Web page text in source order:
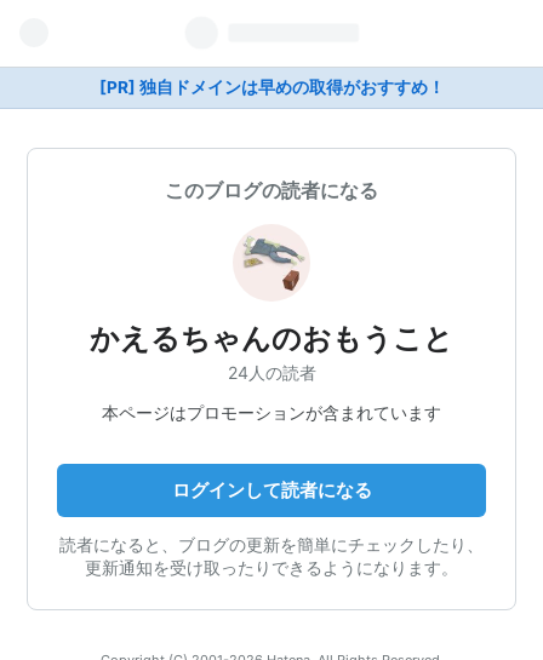
[PR] 独自ドメインは早めの取得がおすすめ！
このブログの読者になる
かえるちゃんのおもうこと
24人の読者
本ページはプロモーションが含まれています
ログインして読者になる
読者になると、ブログの更新を簡単にチェックしたり、
更新通知を受け取ったりできるようになります。